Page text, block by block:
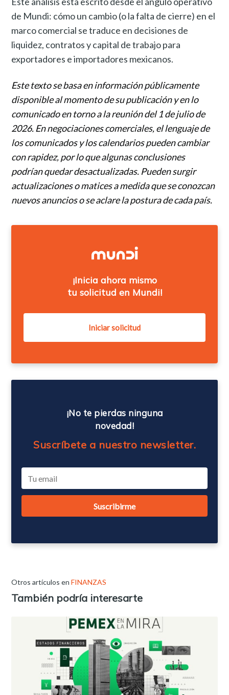
de Mundi: cómo un cambio (o la falta de cierre) en el
marco comercial se traduce en decisiones de
liquidez, contratos y capital de trabajo para
exportadores e importadores mexicanos.
Este texto se basa en información públicamente
disponible al momento de su publicación y en lo
comunicado en torno a la reunión del 1 de julio de
2026. En negociaciones comerciales, el lenguaje de
los comunicados y los calendarios pueden cambiar
con rapidez, por lo que algunas conclusiones
podrían quedar desactualizadas. Pueden surgir
actualizaciones o matices a medida que se conozcan
nuevos anuncios o se aclare la postura de cada país.
¡Inicia ahora mismo
tu solicitud en Mundi!
¡No te pierdas ninguna
novedad!
Suscríbete a nuestro newsletter.
Otros artículos enFINANZAS
También podría interesarte